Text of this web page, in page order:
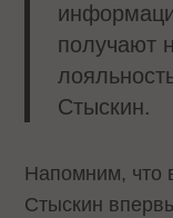
получают
Стыскин.
Напомним, что
Стыскин